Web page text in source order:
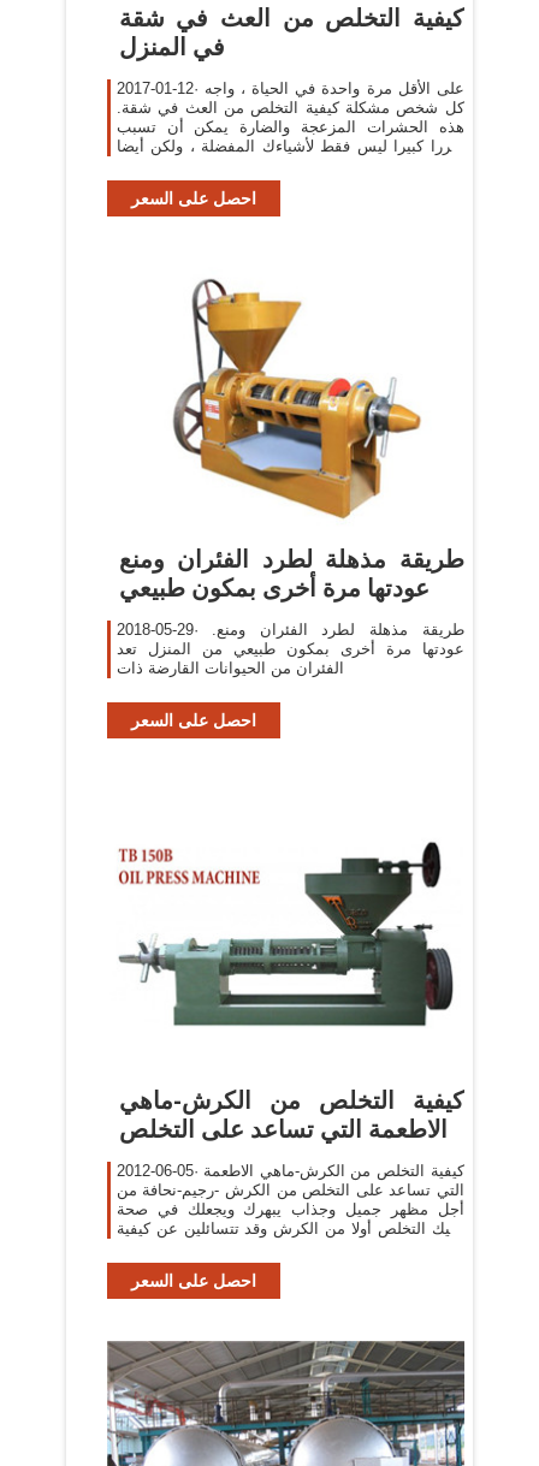
كيفية التخلص من العث في شقة
في المنزل
2017-01-12· على الأقل مرة واحدة في الحياة ، واجه
كل شخص مشكلة كيفية التخلص من العث في شقة.
هذه الحشرات المزعجة والضارة يمكن أن تسبب
ضررا كبيرا ليس فقط لأشياءك المفضلة ، ولكن أيضا
أن يفسد
احصل على السعر
‫طريقة مذهلة لطرد الفئران ومنع
عودتها مرة أخرى بمكون طبيعي
2018-05-29· .طريقة مذهلة لطرد الفئران ومنع
عودتها مرة أخرى بمكون طبيعي من المنزل تعد
الفئران من الحيوانات القارضة ذات
احصل على السعر
كيفية التخلص من الكرش-ماهي
الاطعمة التي تساعد على التخلص
2012-06-05· كيفية التخلص من الكرش-ماهي الاطعمة
التي تساعد على التخلص من الكرش -رجيم-نحافة من
أجل مظهر جميل وجذاب يبهرك ويجعلك في صحة
عليك التخلص أولا من الكرش وقد تتسائلين عن كيفية
احصل على السعر